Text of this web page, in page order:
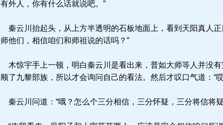
有外人，你有什么话就说吧。”
秦云川抬起头，从上方半透明的石板地面上，看到天阳真人
师他们，相信咱们和师祖说的话吗？”
木惊宇手上一顿，明白秦云川是看出来，普如大师等人并没
顺了九黎部族，所以才会询问自己的看法。然后才叹口气道：“
秦云川问道：“哦？怎么个三分相信，三分怀疑，三分将信将